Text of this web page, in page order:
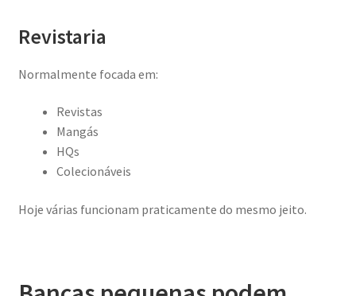
Revistaria
Normalmente focada em:
Revistas
Mangás
HQs
Colecionáveis
Hoje várias funcionam praticamente do mesmo jeito.